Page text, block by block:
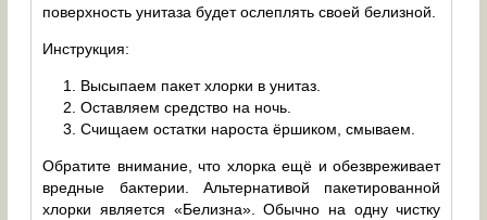
поверхность унитаза будет ослеплять своей белизной.
Инструкция:
Высыпаем пакет хлорки в унитаз.
Оставляем средство на ночь.
Счищаем остатки нароста ёршиком, смываем.
Обратите внимание, что хлорка ещё и обезвреживает
вредные бактерии. Альтернативой пакетированной
хлорки является «Белизна». Обычно на одну чистку